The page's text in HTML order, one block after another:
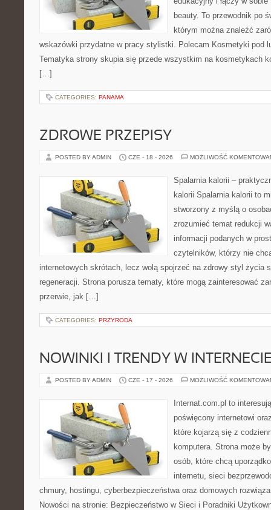
beauty. To przewodnik po
którym można znaleźć
wskazówki przydatne w pracy stylistki. Polecam Kosmetyki pod
Tematyka strony skupia się przede wszystkim na kosmetykach
[…]
CATEGORIES: PANAMA
ZDROWE PRZEPISY
POSTED BY ADMIN CZE - 18 - 2026 MOŻLIWOŚĆ
Spalarnia kalorii –
kalorii Spalarnia kalorii to
stworzony z myślą o
zrozumieć temat redukcji
informacji podanych w
czytelników, którzy nie
internetowych skrótach, lecz wolą spojrzeć na zdrowy styl życia
regeneracji. Strona porusza tematy, które mogą zainteresować
przerwie, jak […]
CATEGORIES: PRZYRODA
NOWINKI I TRENDY W
POSTED BY ADMIN CZE - 17 - 2026 MOŻLIWOŚĆ
Internat.com.pl to
poświęcony internetowi
które kojarzą się z
komputera. Strona może
osób, które chcą
internetu, sieci
chmury, hostingu, cyberbezpieczeństwa oraz domowych
Nowości na stronie: Bezpieczeństwo w Sieci i Poradniki